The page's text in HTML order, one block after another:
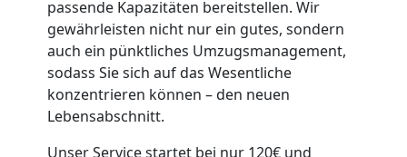
passende Kapazitäten bereitstellen. Wir
gewährleisten nicht nur ein gutes, sondern
auch ein pünktliches Umzugsmanagement,
sodass Sie sich auf das Wesentliche
konzentrieren können – den neuen
Lebensabschnitt.
Unser Service startet bei nur 120€ und
Umzugshelfer
Wolfsberg
Möbeltaxi